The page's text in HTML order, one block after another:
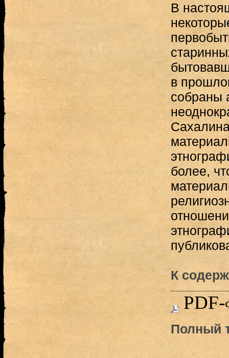
В
в
собраны
более,
К
PDF-
Полный